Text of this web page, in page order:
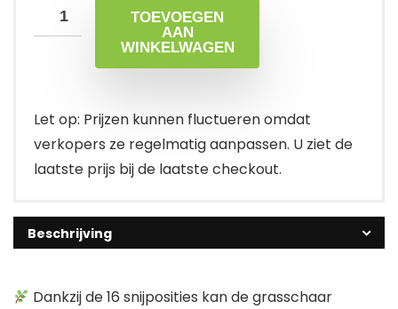
TOEVOEGEN
AAN
WINKELWAGEN
Let op: Prijzen kunnen fluctueren omdat
verkopers ze regelmatig aanpassen. U ziet de
laatste prijs bij de laatste checkout.
Beschrijving
Dankzij de 16 snijposities kan de grasschaar